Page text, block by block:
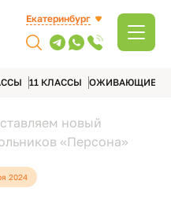
Екатеринбург
11 КЛАССЫ ОЖИВАЮЩИЕ
новый
«Персона»
2024